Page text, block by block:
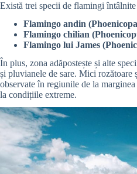
Există trei specii de flamingi
Flamingo andin
Flamingo chilian
Flamingo lui James
În plus, zona adăpostește și alte
și pluvianele de sare. Mici rozătoare
observate în regiunile de la
la condițiile extreme.